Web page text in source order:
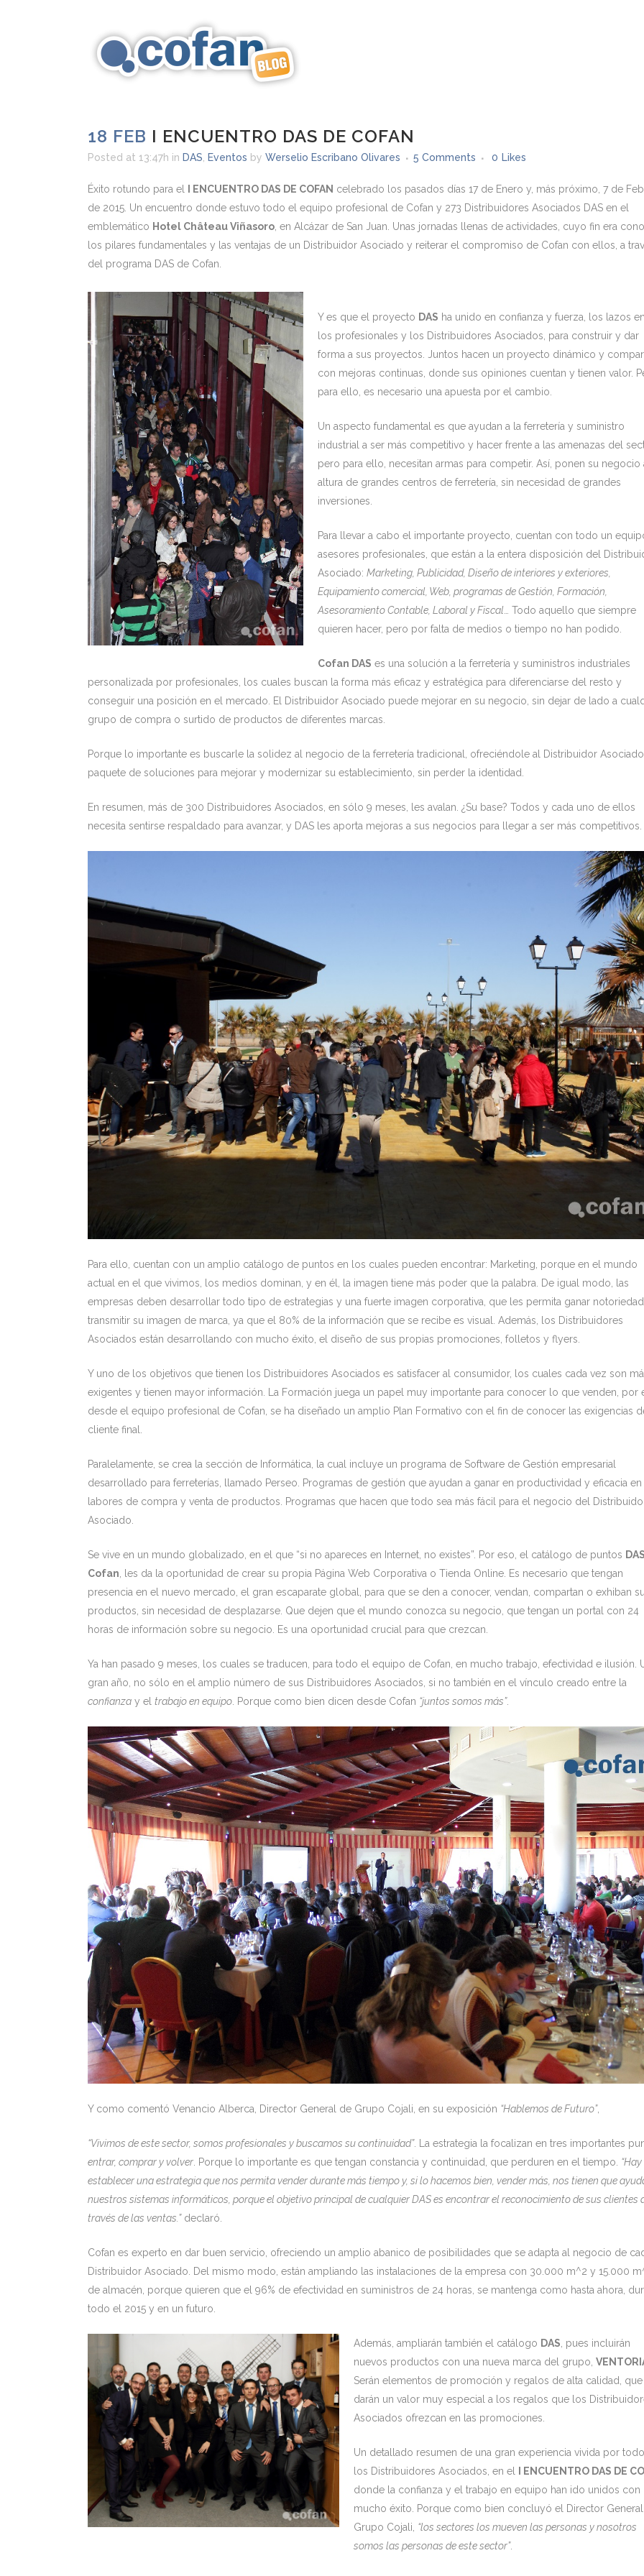
18 FEB I ENCUENTRO DAS DE COFAN
Posted at 13:47h in DAS Eventos by Werselio Escribano Olivares 5 Comments 0 Likes
Éxito rotundo para el I ENCUENTRO DAS DE COFAN celebrado los pasados días 17 de Enero y, más próximo, 7 de
de 2015. Un encuentro donde estuvo todo el equipo profesional de Cofan y 273 Distribuidores Asociados DAS en el
emblemático Hotel Château Viñasoro , en Alcázar de San Juan. Unas jornadas llenas de actividades, cuyo fin era
los pilares fundamentales y las ventajas de un Distribuidor Asociado y reiterar el compromiso de Cofan con ellos, a
del programa DAS de Cofan.
Y es que el proyecto DAS ha unido en confianza y fuerza, los lazos
los profesionales y los Distribuidores Asociados, para construir y dar
forma a sus proyectos. Juntos hacen un proyecto dinámico y
con mejoras continuas, donde sus opiniones cuentan y tienen valor.
para ello, es necesario una apuesta por el cambio.
Un aspecto fundamental es que ayudan a la ferretería y suministro
industrial a ser más competitivo y hacer frente a las amenazas del
pero para ello, necesitan armas para competir. Así, ponen su negocio
altura de grandes centros de ferretería, sin necesidad de grandes
inversiones.
Para llevar a cabo el importante proyecto, cuentan con todo un
asesores profesionales, que están a la entera disposición del
Asociado: Marketing, Publicidad, Diseño de interiores y exteriores,
Equipamiento comercial, Web, programas de Gestión, Formación,
Asesoramiento Contable, Laboral y Fiscal … Todo aquello que siempre
quieren hacer, pero por falta de medios o tiempo no han podido.
Cofan DAS es una solución a la ferretería y suministros industriales
personalizada por profesionales, los cuales buscan la forma más eficaz y estratégica para diferenciarse del resto y
conseguir una posición en el mercado. El Distribuidor Asociado puede mejorar en su negocio, sin dejar de lado a
grupo de compra o surtido de productos de diferentes marcas.
Porque lo importante es buscarle la solidez al negocio de la ferretería tradicional, ofreciéndole al Distribuidor
paquete de soluciones para mejorar y modernizar su establecimiento, sin perder la identidad.
En resumen, más de 300 Distribuidores Asociados, en sólo 9 meses, les avalan. ¿Su base? Todos y cada uno de ellos
necesita sentirse respaldado para avanzar, y DAS les aporta mejoras a sus negocios para llegar a ser más competitivos.
Para ello, cuentan con un amplio catálogo de puntos en los cuales pueden encontrar: Marketing, porque en el mundo
actual en el que vivimos, los medios dominan, y en él, la imagen tiene más poder que la palabra. De igual modo, las
empresas deben desarrollar todo tipo de estrategias y una fuerte imagen corporativa, que les permita ganar
transmitir su imagen de marca, ya que el 80% de la información que se recibe es visual. Además, los Distribuidores
Asociados están desarrollando con mucho éxito, el diseño de sus propias promociones, folletos y flyers.
Y uno de los objetivos que tienen los Distribuidores Asociados es satisfacer al consumidor, los cuales cada vez son
exigentes y tienen mayor información. La Formación juega un papel muy importante para conocer lo que venden, por
desde el equipo profesional de Cofan, se ha diseñado un amplio Plan Formativo con el fin de conocer las exigencias
cliente final.
Paralelamente, se crea la sección de Informática, la cual incluye un programa de Software de Gestión empresarial
desarrollado para ferreterías, llamado Perseo. Programas de gestión que ayudan a ganar en productividad y eficacia en
labores de compra y venta de productos. Programas que hacen que todo sea más fácil para el negocio del
Asociado.
Se vive en un mundo globalizado, en el que “si no apareces en Internet, no existes”. Por eso, el catálogo de puntos
Cofan , les da la oportunidad de crear su propia Página Web Corporativa o Tienda Online. Es necesario que tengan
presencia en el nuevo mercado, el gran escaparate global, para que se den a conocer, vendan, compartan o exhiban
productos, sin necesidad de desplazarse. Que dejen que el mundo conozca su negocio, que tengan un portal con 24
horas de información sobre su negocio. Es una oportunidad crucial para que crezcan.
Ya han pasado 9 meses, los cuales se traducen, para todo el equipo de Cofan, en mucho trabajo, efectividad e ilusión.
gran año, no sólo en el amplio número de sus Distribuidores Asociados, si no también en el vínculo creado entre la
confianza y el trabajo en equipo . Porque como bien dicen desde Cofan “juntos somos más”.
Y como comentó Venancio Alberca, Director General de Grupo Cojali, en su exposición “Hablemos de Futuro”,
“Vivimos de este sector, somos profesionales y buscamos su continuidad”. La estrategia la focalizan en tres importantes
entrar, comprar y volver . Porque lo importante es que tengan constancia y continuidad, que perduren en el tiempo.
establecer una estrategia que nos permita vender durante más tiempo y, si lo hacemos bien, vender más, nos tienen que
nuestros sistemas informáticos, porque el objetivo principal de cualquier DAS es encontrar el reconocimiento de sus clientes
través de las ventas.”declaró.
Cofan es experto en dar buen servicio, ofreciendo un amplio abanico de posibilidades que se adapta al negocio de
Distribuidor Asociado. Del mismo modo, están ampliando las instalaciones de la empresa con 30.000 m^2 y 15.000
de almacén, porque quieren que el 96% de efectividad en suministros de 24 horas, se mantenga como hasta ahora,
todo el 2015 y en un futuro.
Además, ampliarán también el catálogo DAS , pues incluirán
nuevos productos con una nueva marca del grupo,
Serán elementos de promoción y regalos de alta calidad,
darán un valor muy especial a los regalos que los
Asociados ofrezcan en las promociones.
Un detallado resumen de una gran experiencia vivida por
los Distribuidores Asociados, en el
I ENCUENTRO DAS DE
donde la confianza y el trabajo en equipo han ido unidos con
mucho éxito. Porque como bien concluyó el Director
Grupo Cojali, “los sectores los mueven las personas y nosotros
somos las personas de este sector”.